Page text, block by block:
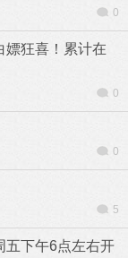
0
嫖狂喜！累计在
0
0
5
五下午6点左右开